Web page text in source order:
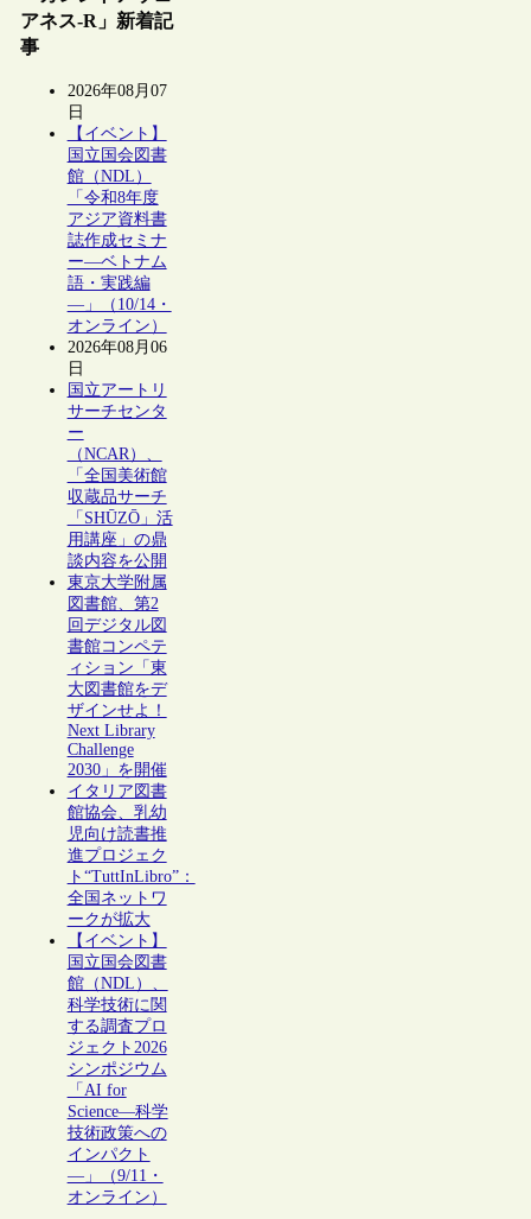
アネス-R」新着記
事
2026年08月07
日
【イベント】
国立国会図書
館（NDL）
「令和8年度
アジア資料書
誌作成セミナ
ー―ベトナム
語・実践編
―」（10/14・
オンライン）
2026年08月06
日
国立アートリ
サーチセンタ
ー
（NCAR）、
「全国美術館
収蔵品サーチ
「SHŪZŌ」活
用講座」の鼎
談内容を公開
東京大学附属
図書館、第2
回デジタル図
書館コンペテ
ィション「東
大図書館をデ
ザインせよ！
Next Library
Challenge
2030」を開催
イタリア図書
館協会、乳幼
児向け読書推
進プロジェク
ト“TuttInLibro”：
全国ネットワ
ークが拡大
【イベント】
国立国会図書
館（NDL）、
科学技術に関
する調査プロ
ジェクト2026
シンポジウム
「AI for
Science―科学
技術政策への
インパクト
―」（9/11・
オンライン）